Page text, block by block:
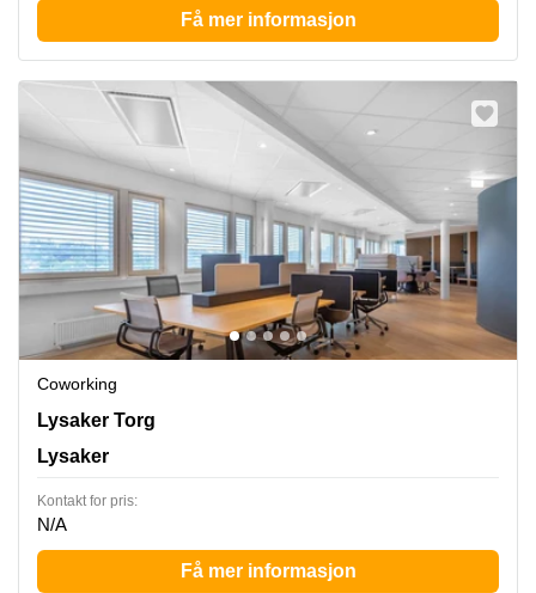
Få mer informasjon
Coworking
Lysaker Torg 5,3rd floor, Lysaker
Lysaker Torg
Lysaker
Kontakt for pris:
N/A
Få mer informasjon